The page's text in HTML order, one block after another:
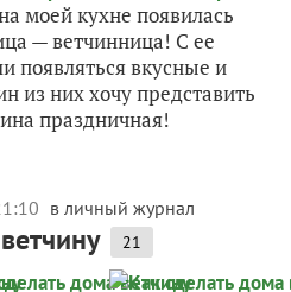
моей кухне появилась
— ветчинница! С ее
появляться вкусные и
из них хочу представить
праздничная!
в личный журнал
21